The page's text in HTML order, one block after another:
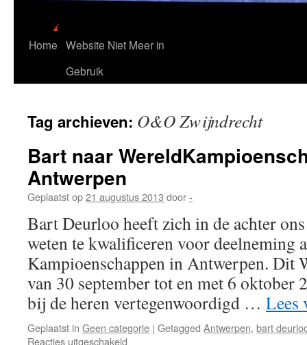
Home Website Niet Meer in
Gebruik
Tag archieven: O&O Zwijndrecht
Bart naar
Antwerpen
Geplaatst op21 augustus 2013 door-
Bart Deurloo heeft zich in de achter
weten te kwalificeren voor deelneming
Kampioenschappen in Antwerpen. Dit
van 30 september tot en met 6 oktober
bij de heren vertegenwoordigd … Lees
Geplaatst in Geen categorie | Getagged Antwerpen, bart
Reacties uitgeschakeld